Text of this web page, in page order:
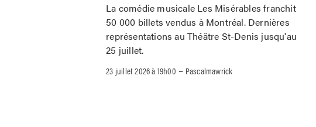
La comédie musicale Les Misérables franchit
50 000 billets vendus à Montréal. Dernières
représentations au Théâtre St-Denis jusqu'au
25 juillet.
23 juillet 2026 à 19h00 – Pascalmawrick